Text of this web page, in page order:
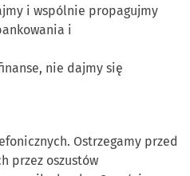
i wspólnie propagujmy
i
nie dajmy się
Ostrzegamy przed
przez oszustów